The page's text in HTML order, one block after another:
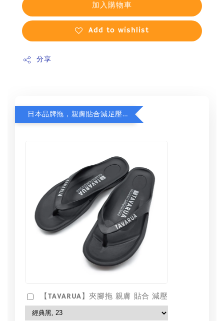
加入購物車
Add to wishlist
分享
日本品牌拖，親膚貼合減足壓，超值加購75折！
【TAVARUA】夾腳拖 親膚 貼合 減壓